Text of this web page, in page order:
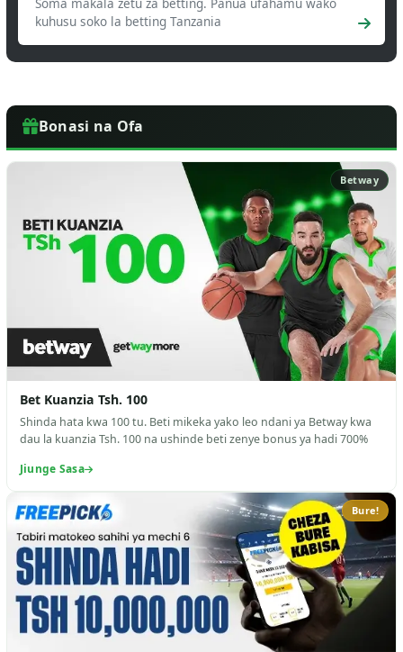
kuhusu soko la betting Tanzania
Bonasi na Ofa
Betway
Bet Kuanzia Tsh. 100
Shinda hata kwa 100 tu. Beti mikeka yako leo ndani ya Betway kwa
dau la kuanzia Tsh. 100 na ushinde beti zenye bonus ya hadi 700%
Jiunge Sasa
Bure!